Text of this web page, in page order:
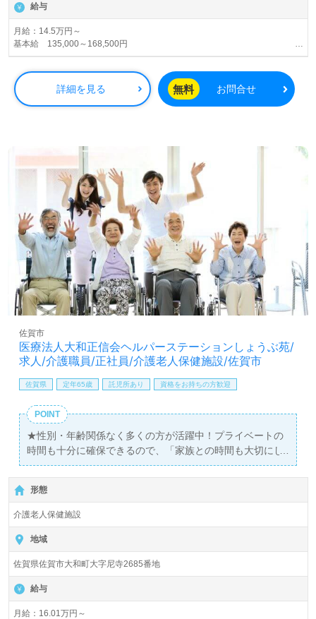
給与
月給：14.5万円～
基本給 135,000～168,500円
職務手当 1万円
夜勤手当 7,800円/回
急性期手当 ～1,000円
早出遅出手当 300円/回
通勤手当 上限2万円/月
詳細を見る 無料 お問合せ
医療法人大和正信会ヘルパーステーションしょうぶ苑/
求人/介護職員/正社員/介護老人保健施設/佐賀市
佐賀市
佐賀県 定年65歳 託児所あり 資格をお持ちの方歓迎
POINT
★性別・年齢関係なく多くの方が活躍中！プライベートの
時間も十分に確保できるので、「家族との時間も大切にし
たい」という方にもお勧めです！
形態
介護老人保健施設
地域
佐賀県佐賀市大和町大字尼寺2685番地
給与
月給：16.01万円～